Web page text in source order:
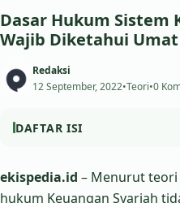
Dasar Hukum Sistem
Wajib Diketahui
Redaksi
12 September, 2022•Teori•0
DAFTAR ISI
Dasar Hukum Sistem
ekispedia.id – Menurut teori
hukum Keuangan Syariah